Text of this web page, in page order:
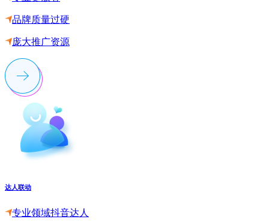
品牌质量过硬
庞大推广资源
达人联动
专业领域抖音达人